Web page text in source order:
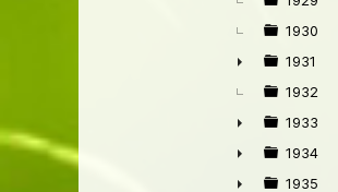
1930
►
1931
1932
►
1933
►
1934
1935